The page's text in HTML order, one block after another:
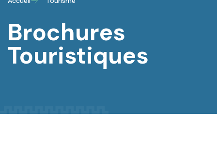
Brochures
Touristiques